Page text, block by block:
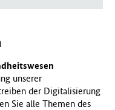
unserer
der Digitalisierung
Sie alle Themen des